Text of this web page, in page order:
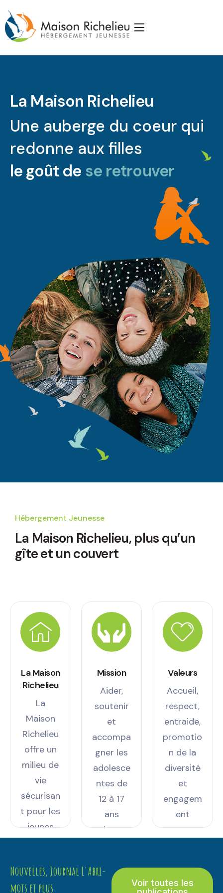
Accueil
Publications
J’appuie la Maison
Partenaires
Nous joindre
La Maison Richelieu
Une auberge du coeur qui
redonne aux filles
le goût de se retrouver
Hébergement Jeunesse
La Maison Richelieu, plus qu’un
gîte et un couvert
La Maison
Richelieu
La
Maison
Richelieu
offre un
milieu de
vie
sécurisan
t pour les
jeunes
avec un
soutien
Mission
Aider,
soutenir
et
accompa
gner les
adolesce
ntes de
12 à 17
ans
vivant
s
Valeurs
Accueil,
respect,
entraide,
promotio
n de la
diversité
et
engagem
ent
Nouvelles, Journal L'Abri-
mots et plus
Voir toutes les